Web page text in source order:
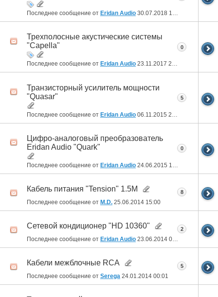
Последнее сообщение от Eridan Audio 30.07.2018 15:32
Трехполосные акустические системы
"Capella"
Последнее сообщение от Eridan Audio 23.11.2017 22:56
0
Транзисторный усилитель мощности
"Quasar"
Последнее сообщение от Eridan Audio 06.11.2015 21:07
5
Цифро-аналоговый преобразователь
Eridan Audio "Quark"
Последнее сообщение от Eridan Audio 24.06.2015 10:56
0
Кабель питания "Tension" 1.5M
Последнее сообщение от M.D. 25.06.2014 15:00
8
Сетевой кондиционер "HD 10360"
Последнее сообщение от Eridan Audio 23.06.2014 09:17
2
Кабели межблочные RCA
Последнее сообщение от Serega 24.01.2014 00:01
5